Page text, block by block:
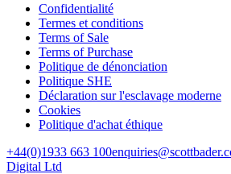
Confidentialité
Termes et conditions
Terms of Sale
Terms of Purchase
Politique de dénonciation
Politique SHE
Déclaration sur l'esclavage moderne
Cookies
Politique d'achat éthique
+44(0)1933 663 100
Digital Ltd